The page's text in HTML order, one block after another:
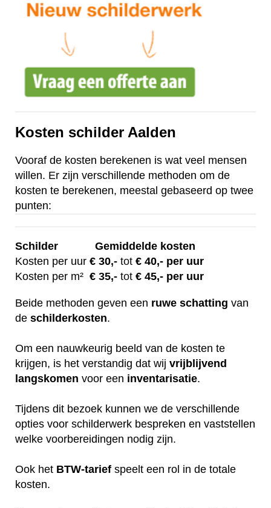
Kosten schilder Aalden
Vooraf de kosten berekenen is wat veel mensen
willen. Er zijn verschillende methoden om de
kosten te berekenen, meestal gebaseerd op twee
punten:
Schilder
Gemiddelde kosten
Kosten per uur € 30,- tot € 40,- per uur
Kosten per m² € 35,- tot € 45,- per uur
Beide methoden geven een ruwe schatting van
de schilderkosten.
Om een nauwkeurig beeld van de kosten te
krijgen, is het verstandig dat wij vrijblijvend
langskomen voor een inventarisatie.
Tijdens dit bezoek kunnen we de verschillende
opties voor schilderwerk bespreken en vaststellen
welke voorbereidingen nodig zijn.
Ook het BTW-tarief speelt een rol in de totale
kosten.